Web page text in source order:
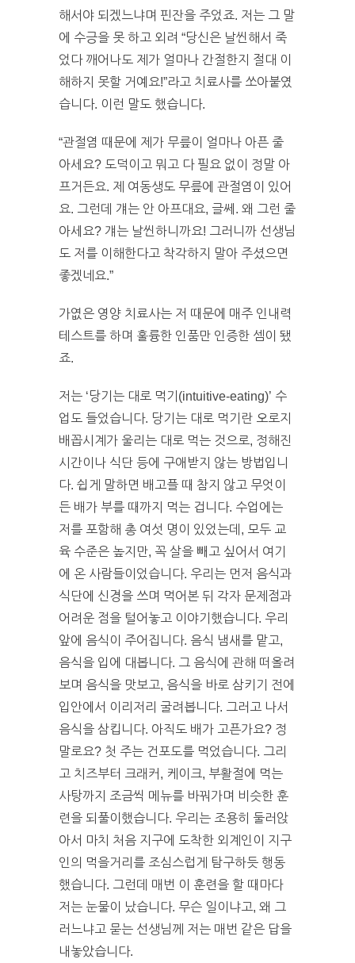
해서야 되겠느냐며 핀잔을 주었죠. 저는 그 말
에 수긍을 못 하고 외려 “당신은 날씬해서 죽
었다 깨어나도 제가 얼마나 간절한지 절대 이
해하지 못할 거예요!”라고 치료사를 쏘아붙였
습니다. 이런 말도 했습니다.
“관절염 때문에 제가 무릎이 얼마나 아픈 줄
아세요? 도덕이고 뭐고 다 필요 없이 정말 아
프거든요. 제 여동생도 무릎에 관절염이 있어
요. 그런데 걔는 안 아프대요, 글쎄. 왜 그런 줄
아세요? 걔는 날씬하니까요! 그러니까 선생님
도 저를 이해한다고 착각하지 말아 주셨으면
좋겠네요.”
가엾은 영양 치료사는 저 때문에 매주 인내력
테스트를 하며 훌륭한 인품만 인증한 셈이 됐
죠.
저는 ‘당기는 대로 먹기(intuitive-eating)’ 수
업도 들었습니다. 당기는 대로 먹기란 오로지
배꼽시계가 울리는 대로 먹는 것으로, 정해진
시간이나 식단 등에 구애받지 않는 방법입니
다. 쉽게 말하면 배고플 때 참지 않고 무엇이
든 배가 부를 때까지 먹는 겁니다. 수업에는
저를 포함해 총 여섯 명이 있었는데, 모두 교
육 수준은 높지만, 꼭 살을 빼고 싶어서 여기
에 온 사람들이었습니다. 우리는 먼저 음식과
식단에 신경을 쓰며 먹어본 뒤 각자 문제점과
어려운 점을 털어놓고 이야기했습니다. 우리
앞에 음식이 주어집니다. 음식 냄새를 맡고,
음식을 입에 대봅니다. 그 음식에 관해 떠올려
보며 음식을 맛보고, 음식을 바로 삼키기 전에
입안에서 이리저리 굴려봅니다. 그러고 나서
음식을 삼킵니다. 아직도 배가 고픈가요? 정
말로요? 첫 주는 건포도를 먹었습니다. 그리
고 치즈부터 크래커, 케이크, 부활절에 먹는
사탕까지 조금씩 메뉴를 바꿔가며 비슷한 훈
련을 되풀이했습니다. 우리는 조용히 둘러앉
아서 마치 처음 지구에 도착한 외계인이 지구
인의 먹을거리를 조심스럽게 탐구하듯 행동
했습니다. 그런데 매번 이 훈련을 할 때마다
저는 눈물이 났습니다. 무슨 일이냐고, 왜 그
러느냐고 묻는 선생님께 저는 매번 같은 답을
내놓았습니다.